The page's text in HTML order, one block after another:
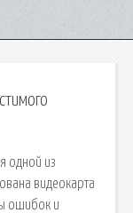
одной из
видеокарта
ошибок и